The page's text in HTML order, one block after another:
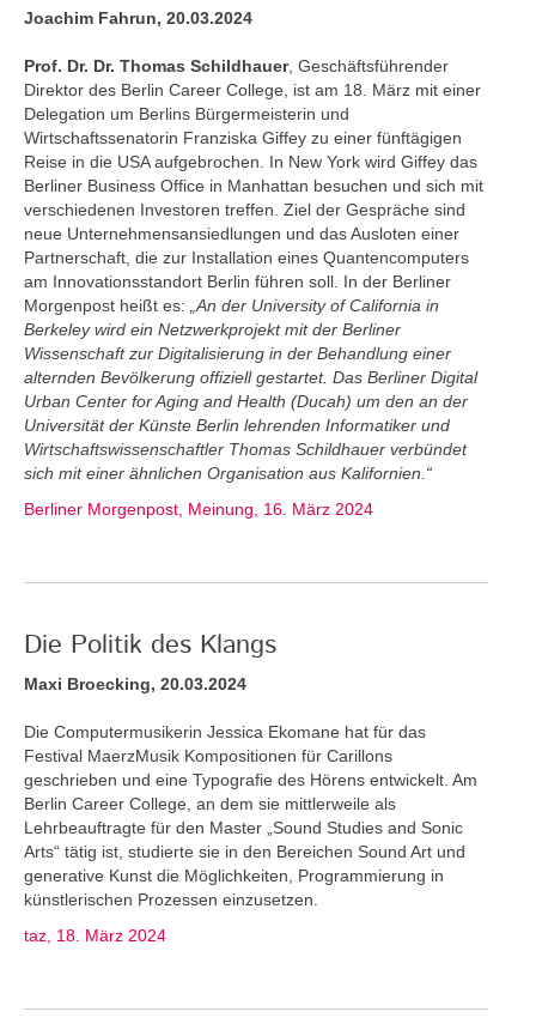
Joachim Fahrun, 20.03.2024
Prof. Dr. Dr. Thomas Schildhauer, Geschäftsführender
Direktor des Berlin Career College, ist am 18. März mit einer
Delegation um Berlins Bürgermeisterin und
Wirtschaftssenatorin Franziska Giffey zu einer fünftägigen
Reise in die USA aufgebrochen. In New York wird Giffey das
Berliner Business Office in Manhattan besuchen und sich mit
verschiedenen Investoren treffen. Ziel der Gespräche sind
neue Unternehmensansiedlungen und das Ausloten einer
Partnerschaft, die zur Installation eines Quantencomputers
am Innovationsstandort Berlin führen soll. In der Berliner
Morgenpost heißt es:
„An der University of California in
Berkeley wird ein Netzwerkprojekt mit der Berliner
Wissenschaft zur Digitalisierung in der Behandlung einer
alternden Bevölkerung offiziell gestartet. Das Berliner Digital
Urban Center for Aging and Health (Ducah) um den an der
Universität der Künste Berlin lehrenden Informatiker und
Wirtschaftswissenschaftler Thomas Schildhauer verbündet
sich mit einer ähnlichen Organisation aus Kalifornien.“
Berliner Morgenpost, Meinung, 16. März 2024
Die Politik des Klangs
Maxi Broecking, 20.03.2024
Die Computermusikerin Jessica Ekomane hat für das
Festival MaerzMusik Kompositionen für Carillons
geschrieben und eine Typografie des Hörens entwickelt. Am
Berlin Career College, an dem sie mittlerweile als
Lehrbeauftragte für den Master „Sound Studies and Sonic
Arts“ tätig ist, studierte sie in den Bereichen Sound Art und
generative Kunst die Möglichkeiten, Programmierung in
künstlerischen Prozessen einzusetzen.
taz, 18. März 2024